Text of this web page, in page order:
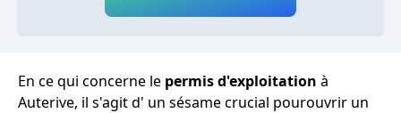
En ce qui concerne le permis d'exploitation à
Auterive, il s'agit d' un sésame crucial pourouvrir un